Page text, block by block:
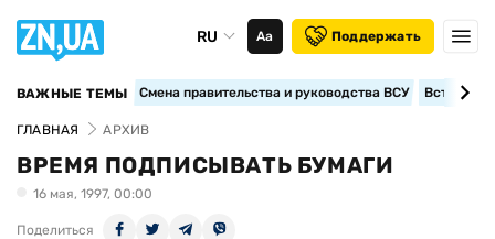
RU Аа Поддержать
ВАЖНЫЕ ТЕМЫ Смена правительства и руководства ВСУ
ГЛАВНАЯ АРХИВ
ВРЕМЯ ПОДПИСЫВАТЬ БУМАГИ
16 мая, 1997, 00:00
Поделиться